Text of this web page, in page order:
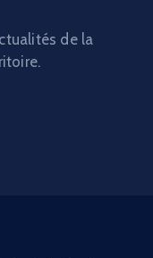
de la